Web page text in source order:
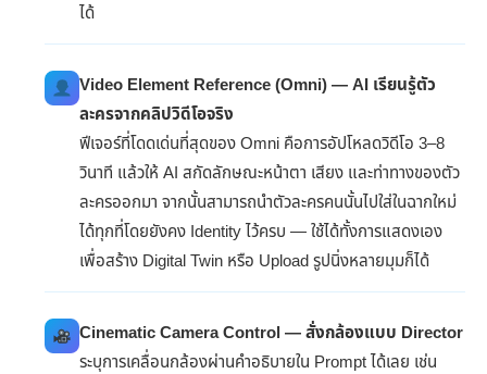
ได้
Video Element Reference (Omni) — AI เรียนรู้ตัว
ละครจากคลิปวิดีโอจริง
ฟีเจอร์ที่โดดเด่นที่สุดของ Omni คือการอัปโหลดวิดีโอ 3–8
วินาที แล้วให้ AI สกัดลักษณะหน้าตา เสียง และท่าทางของตัว
ละครออกมา จากนั้นสามารถนำตัวละครคนนั้นไปใส่ในฉากใหม่
ได้ทุกที่โดยยังคง Identity ไว้ครบ — ใช้ได้ทั้งการแสดงเอง
เพื่อสร้าง Digital Twin หรือ Upload รูปนิ่งหลายมุมก็ได้
Cinematic Camera Control — สั่งกล้องแบบ Director
ระบุการเคลื่อนกล้องผ่านคำอธิบายใน Prompt ได้เลย เช่น